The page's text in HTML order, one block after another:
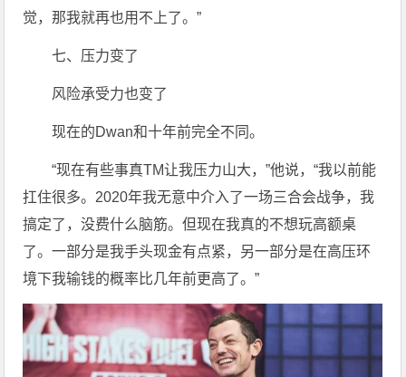
觉，那我就再也用不上了。”
七、压力变了
风险承受力也变了
现在的Dwan和十年前完全不同。
“现在有些事真TM让我压力山大，”他说，“我以前能
扛住很多。2020年我无意中介入了一场三合会战争，我
搞定了，没费什么脑筋。但现在我真的不想玩高额桌
了。一部分是我手头现金有点紧，另一部分是在高压环
境下我输钱的概率比几年前更高了。”